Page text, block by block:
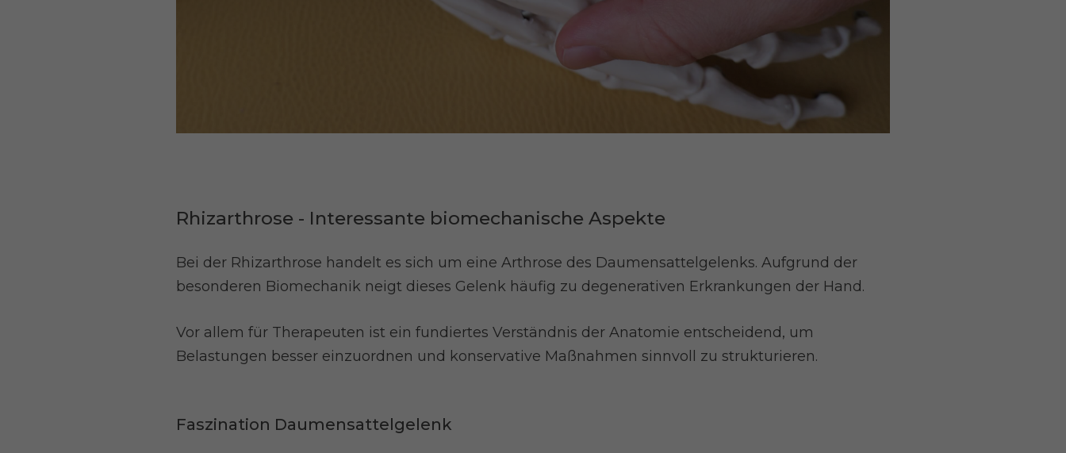
Rhizarthrose - Interessante biomechanische Aspekte
Bei der Rhizarthrose handelt es sich um eine Arthrose des Daumensattelgelenks. Aufgrund der
besonderen Biomechanik neigt dieses Gelenk häufig zu degenerativen Erkrankungen der Hand.
Vor allem für Therapeuten ist ein fundiertes Verständnis der Anatomie entscheidend, um
Belastungen besser einzuordnen und konservative Maßnahmen sinnvoll zu strukturieren.
Faszination Daumensattelgelenk